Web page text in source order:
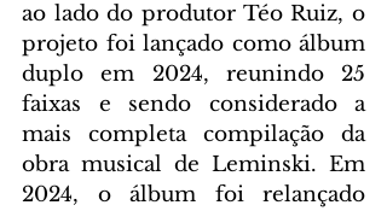
ao lado do produtor Téo Ruiz, o
projeto foi lançado como álbum
duplo em 2024, reunindo 25
faixas e sendo considerado a
mais completa compilação da
obra musical de Leminski. Em
2024, o álbum foi relançado